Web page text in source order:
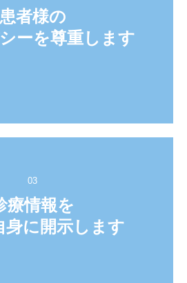
患者様の
ーを尊重します
03
療情報を
身に開示します